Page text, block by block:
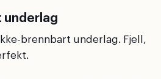
underlag
brennbart underlag. Fjell,